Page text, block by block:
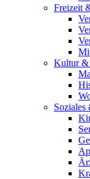
Freizeit
Kultur &
Soziales